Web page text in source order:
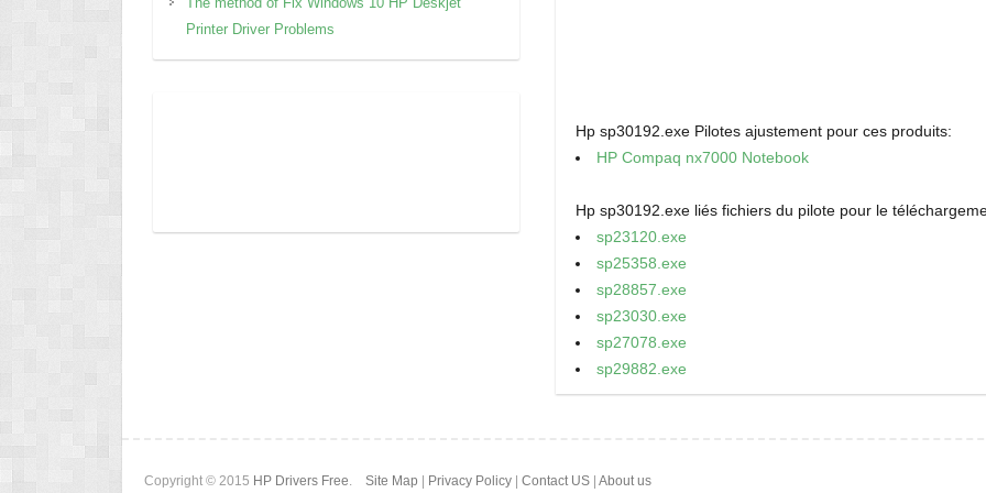
Hp sp30192.exe Pilotes ajustement pour ces produits:
HP Compaq nx7000 Notebook
Hp sp30192.exe liés fichiers du pilote pour le
sp23120.exe
sp25358.exe
sp28857.exe
sp23030.exe
sp27078.exe
sp29882.exe
Printer Driver Problems
Copyright © 2015 HP Drivers Free. Site Map Privacy Policy Contact US About us